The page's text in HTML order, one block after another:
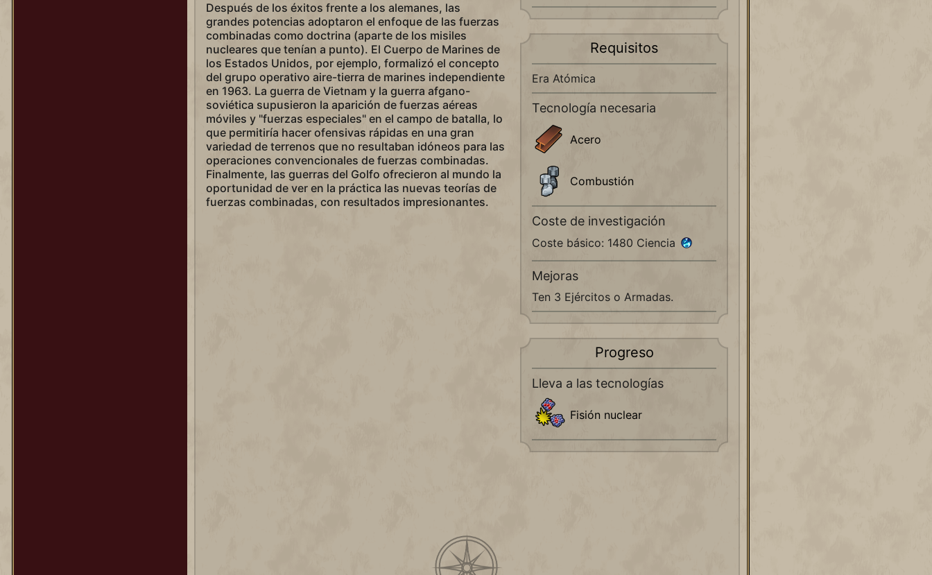
Después de los éxitos frente a los alemanes, las
grandes potencias adoptaron el enfoque de las fuerzas
combinadas como doctrina (aparte de los misiles
nucleares que tenían a punto). El Cuerpo de Marines de
los Estados Unidos, por ejemplo, formalizó el concepto
del grupo operativo aire-tierra de marines independiente
en 1963. La guerra de Vietnam y la guerra afgano-
soviética supusieron la aparición de fuerzas aéreas
móviles y "fuerzas especiales" en el campo de batalla, lo
que permitiría hacer ofensivas rápidas en una gran
variedad de terrenos que no resultaban idóneos para las
operaciones convencionales de fuerzas combinadas.
Finalmente, las guerras del Golfo ofrecieron al mundo la
oportunidad de ver en la práctica las nuevas teorías de
fuerzas combinadas, con resultados impresionantes.
Requisitos
Era Atómica
Tecnología necesaria
Acero
Combustión
Coste de investigación
Coste básico: 1480 Ciencia
Mejoras
Ten 3 Ejércitos o Armadas.
Progreso
Lleva a las tecnologías
Fisión nuclear